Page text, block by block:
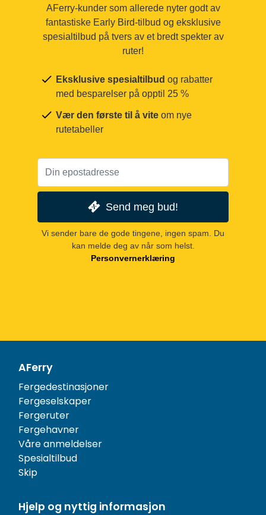
AFerry-kunder som allerede nyter godt av
fantastiske Early Bird-tilbud og eksklusive
spesialtilbud på tvers av et bredt spekter av
ruter!
Eksklusive spesialtilbud og rabatter
med besparelser på opptil 25 %
Vær den første til å vite om nye
rutetabeller
Send meg bud!
Vi sender bare de gode tingene, ingen spam. Du
kan melde deg av når som helst.
Personvernerklæring
AFerry
Fergedestinasjoner
Fergeselskaper
Fergeruter
Fergehavner
Våre anmeldelser
Spesialtilbud
Skip
Hjelp og nyttig informasjon